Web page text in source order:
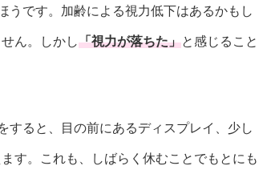
うです。加齢による視力低下はあるかもし
ん。しかし「視力が落ちた」と感じること
すると、目の前にあるディスプレイ、少し
す。これも、しばらく休むことでもとにも